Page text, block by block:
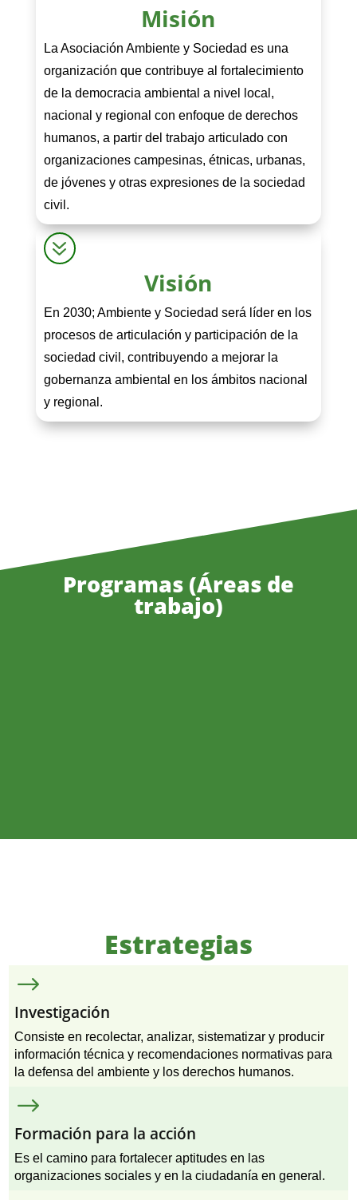
Misión
La Asociación Ambiente y Sociedad es una
organización que contribuye al fortalecimiento
de la democracia ambiental a nivel local,
nacional y regional con enfoque de derechos
humanos, a partir del trabajo articulado con
organizaciones campesinas, étnicas, urbanas,
de jóvenes y otras expresiones de la sociedad
civil.
7
Visión
En 2030; Ambiente y Sociedad será líder en los
procesos de articulación y participación de la
sociedad civil, contribuyendo a mejorar la
gobernanza ambiental en los ámbitos nacional
y regional.
Programas (Áreas de
trabajo)
Estrategias
$
Investigación
Consiste en recolectar, analizar, sistematizar y producir
información técnica y recomendaciones normativas para
la defensa del ambiente y los derechos humanos.
$
Formación para la acción
Es el camino para fortalecer aptitudes en las
organizaciones sociales y en la ciudadanía en general.